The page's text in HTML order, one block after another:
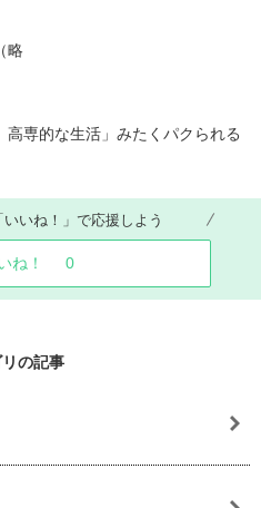
略
専的な生活」みたくパクられる
いね！」で応援しよう
ね！ 0
リの記事